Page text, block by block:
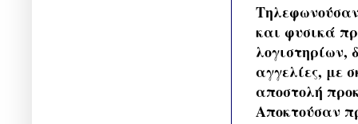
και φυσικά
λογιστηρίων,
αγγελίες, με
αποστολή
Αποκτούσαν